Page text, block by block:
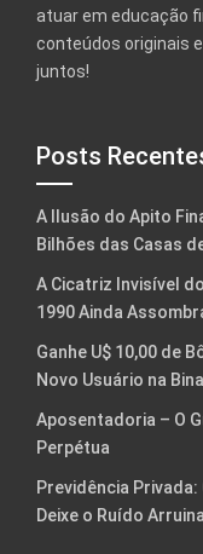
atuar em educação
conteúdos originais
juntos!
Posts
A Ilusão do Apito
Bilhões das Casas
A Cicatriz Invisível
1990 Ainda
Ganhe U$ 10,00 de
Novo Usuário na
Aposentadoria – O
Perpétua
Previdência
Deixe o Ruído